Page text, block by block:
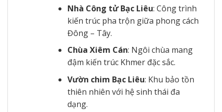
Nhà Công tử Bạc Liêu: Công trình
kiến trúc pha trộn giữa phong cách
Đông – Tây.
Chùa Xiêm Cán: Ngôi chùa mang
đậm kiến trúc Khmer đặc sắc.
Vườn chim Bạc Liêu: Khu bảo tồn
thiên nhiên với hệ sinh thái đa
dạng.